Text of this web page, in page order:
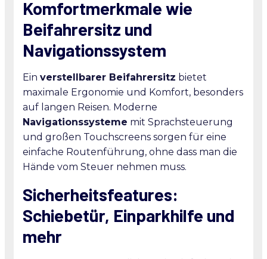
Komfortmerkmale wie
Beifahrersitz und
Navigationssystem
Ein verstellbarer Beifahrersitz bietet
maximale Ergonomie und Komfort, besonders
auf langen Reisen. Moderne
Navigationssysteme mit Sprachsteuerung
und großen Touchscreens sorgen für eine
einfache Routenführung, ohne dass man die
Hände vom Steuer nehmen muss.
Sicherheitsfeatures:
Schiebetür, Einparkhilfe und
mehr